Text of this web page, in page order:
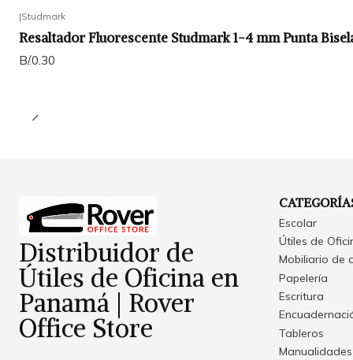
|Studmark
Resaltador Fluorescente Studmark 1-4 mm Punta
B/.0.30
Distribuidor de
Útiles de Oficina en
Panamá | Rover
Office Store
Escolar
Útiles de
Mobiliario de
Papelería
Escritura
Tableros
Manualidades